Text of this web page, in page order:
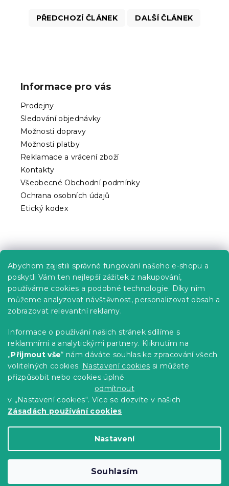
Abychom zajistili správné fungování našeho e-shopu a
poskytli Vám ten nejlepší zážitek z nakupování,
používáme cookies a podobné technologie. Díky nim
můžeme analyzovat návštěvnost, personalizovat obsah a
zobrazovat relevantní reklamy.
Informace o používání našich stránek sdílíme s
reklamními a analytickými partnery. Kliknutím na
„Přijmout vše“ nám dáváte souhlas ke zpracování všech
volitelných cookies. Nastavení cookies si můžete
přizpůsobit nebo cookies úplně
odmítnout
v „Nastavení cookies“. Více se dozvíte v našich
Zásadách používání cookies
Nastavení
Souhlasím
PŘEDCHOZÍ ČLÁNEK DALŠÍ ČLÁNEK
Informace pro vás
Prodejny
Sledování objednávky
Možnosti dopravy
Možnosti platby
Reklamace a vrácení zboží
Kontakty
Všeobecné Obchodní podmínky
Ochrana osobních údajů
Etický kodex
Kariéra
Poptávky a B2B spolupráce
Proč se u nás registrovat?
Věrnostní program - Sleva až 10 %
Návody
Tabulky velikostí
Blog
Copyright 2026Výprodej povlečení. Všechna
práva vyhrazena.Upravit nastavení cookies